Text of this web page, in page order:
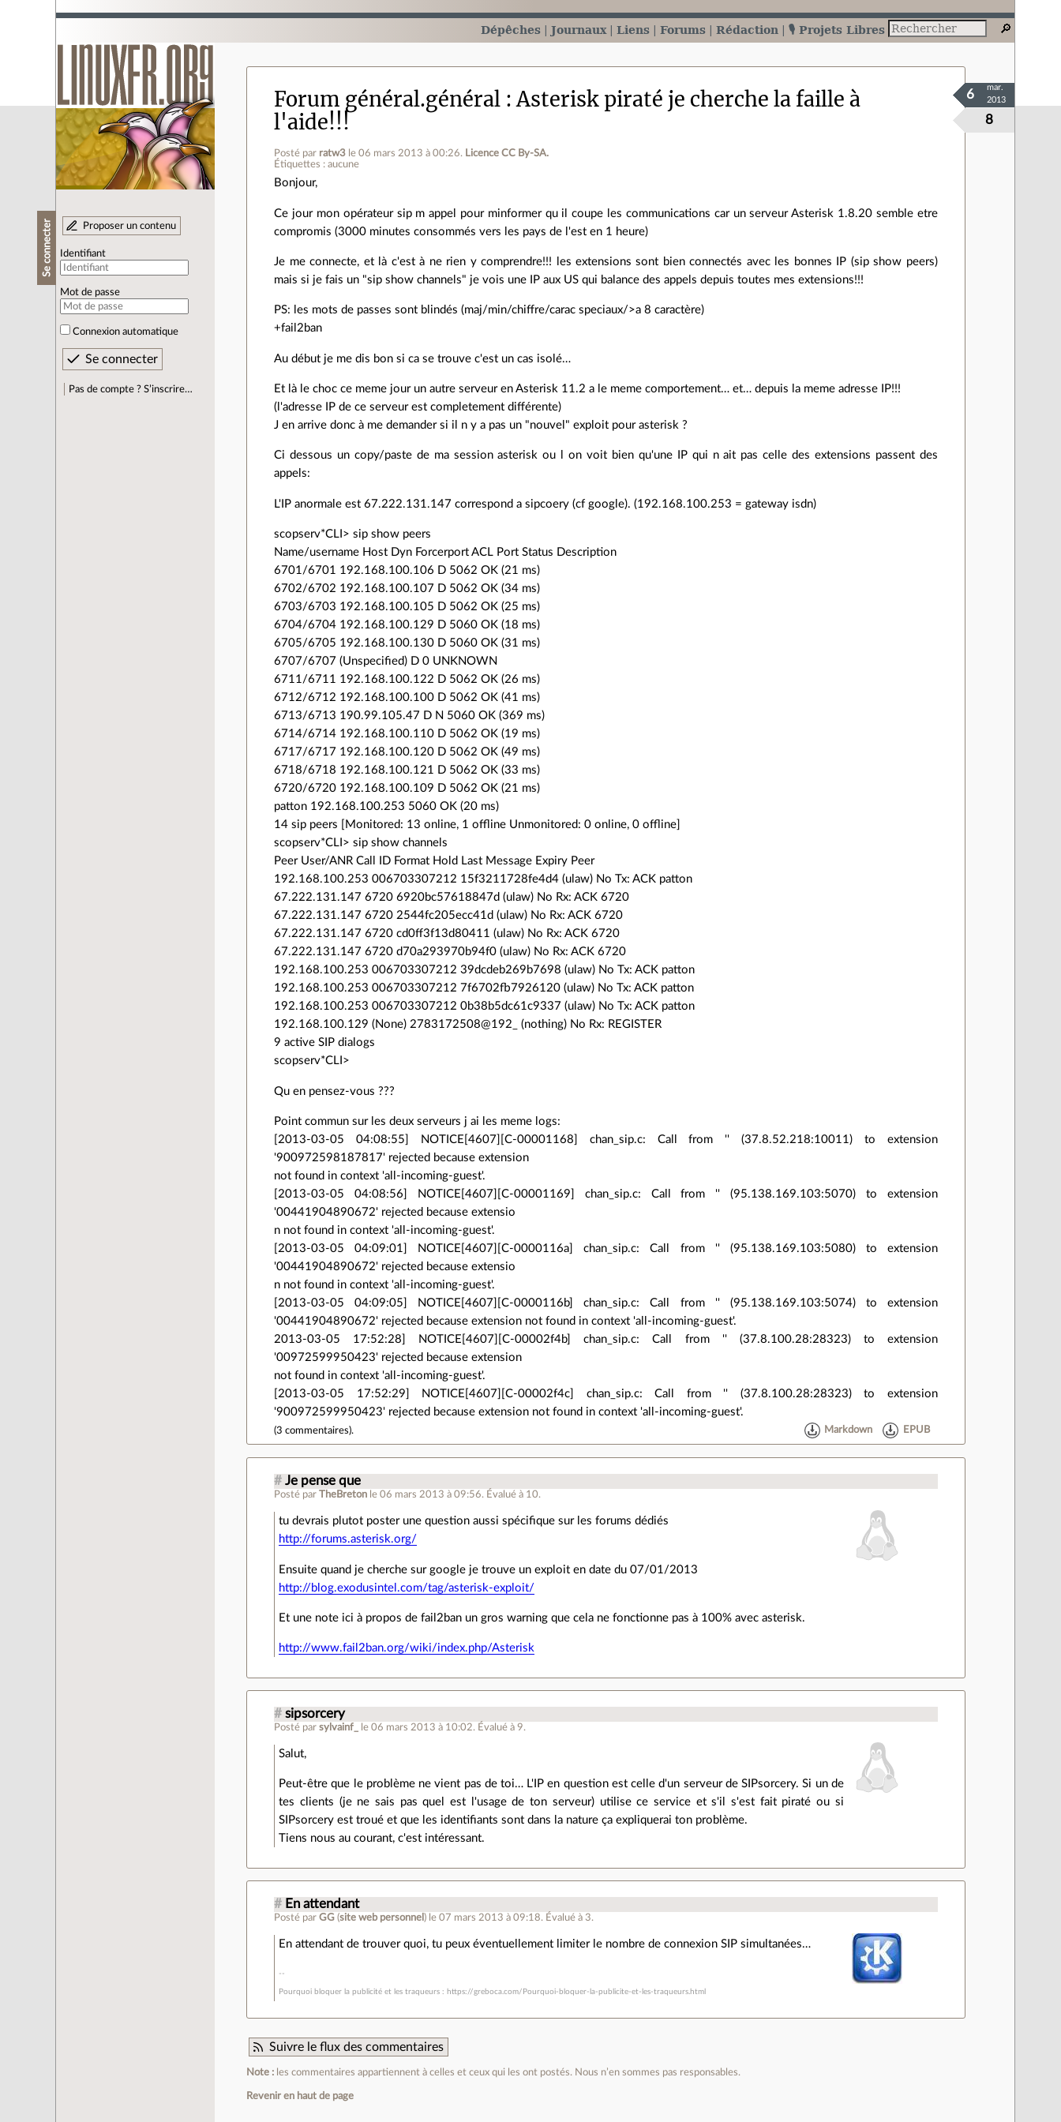
Dépêches Journaux Liens Forums Rédaction 🎙️ Projets Libres
Se connecter Proposer un contenu
Identifiant
Mot de passe
Connexion automatique
Pas de compte ? S’inscrire…
Forum général.général
Asterisk piraté je cherche la faille à
l'aide!!!
Posté par ratw3 le 06 mars 2013 à 00:26. Licence CC By‑SA.
Étiquettes : aucune
8
6
mar.
2013
Bonjour,
Ce jour mon opérateur sip m appel pour minformer qu il coupe les communications car un serveur Asterisk 1.8.20 semble etre
compromis (3000 minutes consommés vers les pays de l'est en 1 heure)
Je me connecte, et là c'est à ne rien y comprendre!!! les extensions sont bien connectés avec les bonnes IP (sip show peers)
mais si je fais un "sip show channels" je vois une IP aux US qui balance des appels depuis toutes mes extensions!!!
PS: les mots de passes sont blindés (maj/min/chiffre/carac speciaux/>a 8 caractère)
+fail2ban
Au début je me dis bon si ca se trouve c'est un cas isolé…
Et là le choc ce meme jour un autre serveur en Asterisk 11.2 a le meme comportement… et… depuis la meme adresse IP!!!
(l'adresse IP de ce serveur est completement différente)
J en arrive donc à me demander si il n y a pas un "nouvel" exploit pour asterisk ?
Ci dessous un copy/paste de ma session asterisk ou l on voit bien qu'une IP qui n ait pas celle des extensions passent des
appels:
L'IP anormale est 67.222.131.147 correspond a sipcoery (cf google). (192.168.100.253 = gateway isdn)
scopserv*CLI> sip show peers
Name/username Host Dyn Forcerport ACL Port Status Description
6701/6701 192.168.100.106 D 5062 OK (21 ms)
6702/6702 192.168.100.107 D 5062 OK (34 ms)
6703/6703 192.168.100.105 D 5062 OK (25 ms)
6704/6704 192.168.100.129 D 5060 OK (18 ms)
6705/6705 192.168.100.130 D 5060 OK (31 ms)
6707/6707 (Unspecified) D 0 UNKNOWN
6711/6711 192.168.100.122 D 5062 OK (26 ms)
6712/6712 192.168.100.100 D 5062 OK (41 ms)
6713/6713 190.99.105.47 D N 5060 OK (369 ms)
6714/6714 192.168.100.110 D 5062 OK (19 ms)
6717/6717 192.168.100.120 D 5062 OK (49 ms)
6718/6718 192.168.100.121 D 5062 OK (33 ms)
6720/6720 192.168.100.109 D 5062 OK (21 ms)
patton 192.168.100.253 5060 OK (20 ms)
14 sip peers [Monitored: 13 online, 1 offline Unmonitored: 0 online, 0 offline]
scopserv*CLI> sip show channels
Peer User/ANR Call ID Format Hold Last Message Expiry Peer
192.168.100.253 006703307212 15f3211728fe4d4 (ulaw) No Tx: ACK patton
67.222.131.147 6720 6920bc57618847d (ulaw) No Rx: ACK 6720
67.222.131.147 6720 2544fc205ecc41d (ulaw) No Rx: ACK 6720
67.222.131.147 6720 cd0ff3f13d80411 (ulaw) No Rx: ACK 6720
67.222.131.147 6720 d70a293970b94f0 (ulaw) No Rx: ACK 6720
192.168.100.253 006703307212 39dcdeb269b7698 (ulaw) No Tx: ACK patton
192.168.100.253 006703307212 7f6702fb7926120 (ulaw) No Tx: ACK patton
192.168.100.253 006703307212 0b38b5dc61c9337 (ulaw) No Tx: ACK patton
192.168.100.129 (None) 2783172508@192_ (nothing) No Rx: REGISTER
9 active SIP dialogs
scopserv*CLI>
Qu en pensez-vous ???
Point commun sur les deux serveurs j ai les meme logs:
[2013-03-05 04:08:55] NOTICE[4607][C-00001168] chan_sip.c: Call from '' (37.8.52.218:10011) to extension
'900972598187817' rejected because extension
not found in context 'all-incoming-guest'.
[2013-03-05 04:08:56] NOTICE[4607][C-00001169] chan_sip.c: Call from '' (95.138.169.103:5070) to extension
'00441904890672' rejected because extensio
n not found in context 'all-incoming-guest'.
[2013-03-05 04:09:01] NOTICE[4607][C-0000116a] chan_sip.c: Call from '' (95.138.169.103:5080) to extension
'00441904890672' rejected because extensio
n not found in context 'all-incoming-guest'.
[2013-03-05 04:09:05] NOTICE[4607][C-0000116b] chan_sip.c: Call from '' (95.138.169.103:5074) to extension
'00441904890672' rejected because extension not found in context 'all-incoming-guest'.
2013-03-05 17:52:28] NOTICE[4607][C-00002f4b] chan_sip.c: Call from '' (37.8.100.28:28323) to extension
'00972599950423' rejected because extension
not found in context 'all-incoming-guest'.
[2013-03-05 17:52:29] NOTICE[4607][C-00002f4c] chan_sip.c: Call from '' (37.8.100.28:28323) to extension
'900972599950423' rejected because extension not found in context 'all-incoming-guest'.
(3 commentaires). Markdown EPUB
# Je pense que
Posté parTheBreton le 06 mars 2013 à 09:56. Évalué à 10.
tu devrais plutot poster une question aussi spécifique sur les forums dédiés
http://forums.asterisk.org/
Ensuite quand je cherche sur google je trouve un exploit en date du 07/01/2013
http://blog.exodusintel.com/tag/asterisk-exploit/
Et une note ici à propos de fail2ban un gros warning que cela ne fonctionne pas à 100% avec asterisk.
http://www.fail2ban.org/wiki/index.php/Asterisk
# sipsorcery
Posté parsylvainf_ le 06 mars 2013 à 10:02. Évalué à9.
Salut,
Peut-être que le problème ne vient pas de toi… L'IP en question est celle d'un serveur de SIPsorcery. Si un de
tes clients (je ne sais pas quel est l'usage de ton serveur) utilise ce service et s'il s'est fait piraté ou si
SIPsorcery est troué et que les identifiants sont dans la nature ça expliquerai ton problème.
Tiens nous au courant, c'est intéressant.
# En attendant
Posté parGG (site web personnel ) le 07 mars 2013 à 09:18. Évalué à 3.
En attendant de trouver quoi, tu peux éventuellement limiter le nombre de connexion SIP simultanées…
Pourquoi bloquer la publicité et les traqueurs : https://greboca.com/Pourquoi-bloquer-la-publicite-et-les-traqueurs.html
Suivre le flux des commentaires
Note : les commentaires appartiennent à celles et ceux qui les ont postés. Nous n’en sommes pas responsables.
Revenir en haut de page